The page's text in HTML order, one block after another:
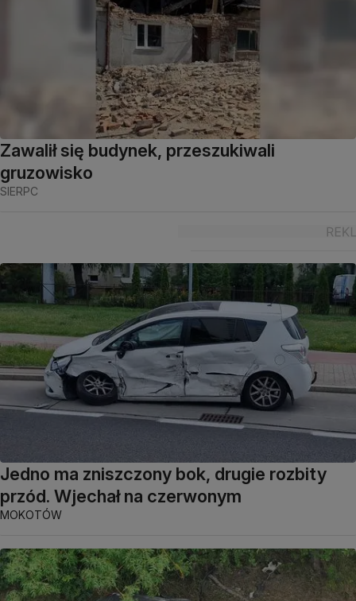
Zawalił się budynek, przeszukiwali
gruzowisko
SIERPC
Jedno ma zniszczony bok, drugie rozbity
przód. Wjechał na czerwonym
MOKOTÓW